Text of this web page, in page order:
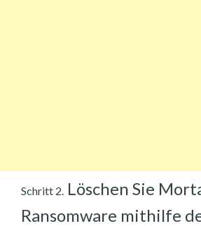
Schritt 2. Löschen Sie
Ransomware mithilfe